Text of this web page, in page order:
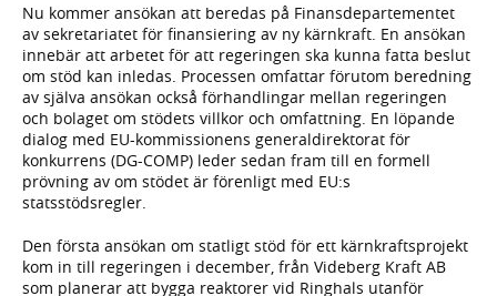
Nu kommer ansökan att beredas på Finansdepartementet
av sekretariatet för finansiering av ny kärnkraft. En ansökan
innebär att arbetet för att regeringen ska kunna fatta beslut
om stöd kan inledas. Processen omfattar förutom beredning
av själva ansökan också förhandlingar mellan regeringen
och bolaget om stödets villkor och omfattning. En löpande
dialog med EU-kommissionens generaldirektorat för
konkurrens (DG-COMP) leder sedan fram till en formell
prövning av om stödet är förenligt med EU:s
statsstödsregler.
Den första ansökan om statligt stöd för ett kärnkraftsprojekt
kom in till regeringen i december, från Videberg Kraft AB
som planerar att bygga reaktorer vid Ringhals utanför